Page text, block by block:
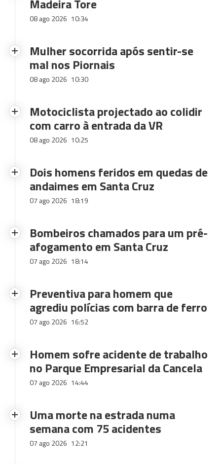
Madeira Tore
08 ago 2026 10:34
Mulher socorrida após sentir-se
mal nos Piornais
08 ago 2026 10:30
Motociclista projectado ao colidir
com carro à entrada da VR
08 ago 2026 10:25
Dois homens feridos em quedas de
andaimes em Santa Cruz
07 ago 2026 18:19
Bombeiros chamados para um pré-
afogamento em Santa Cruz
07 ago 2026 18:14
Preventiva para homem que
agrediu polícias com barra de ferro
07 ago 2026 16:52
Homem sofre acidente de trabalho
no Parque Empresarial da Cancela
07 ago 2026 14:44
Uma morte na estrada numa
semana com 75 acidentes
07 ago 2026 12:21